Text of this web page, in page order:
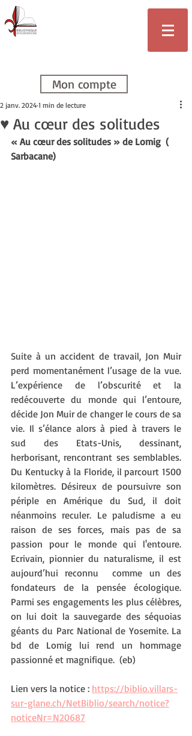
Mon compte
♥ Au cœur des solitudes
2 janv. 2024 1 min de lecture
« Au cœur des solitudes » de Lomig  (
Sarbacane)
Suite à un accident de travail, Jon Muir
perd momentanément l’usage de la vue.
L’expérience de l’obscurité et la
redécouverte du monde qui l’entoure,
décide Jon Muir de changer le cours de sa
vie. Il s’élance alors à pied à travers le
sud des Etats-Unis, dessinant,
herborisant, rencontrant ses semblables.
Du Kentucky à la Floride, il parcourt 1500
kilomètres. Désireux de poursuivre son
périple en Amérique du Sud, il doit
néanmoins reculer. Le paludisme a eu
raison de ses forces, mais pas de sa
passion pour le monde qui l'entoure.
Ecrivain, pionnier du naturalisme, il est
aujourd’hui reconnu  comme un des
fondateurs de la pensée écologique.
Parmi ses engagements les plus célèbres,
on lui doit la sauvegarde des séquoias
géants du Parc National de Yosemite. La
bd de Lomig lui rend un hommage
passionné et magnifique.  (eb)
Lien vers la notice : https://biblio.villars-
sur-glane.ch/NetBiblio/search/notice?
noticeNr=N20687